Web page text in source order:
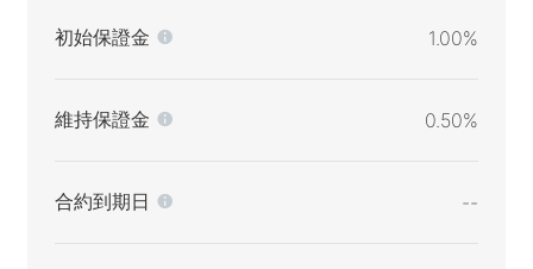
初始保證金 1.00%
維持保證金 0.50%
合約到期日 --